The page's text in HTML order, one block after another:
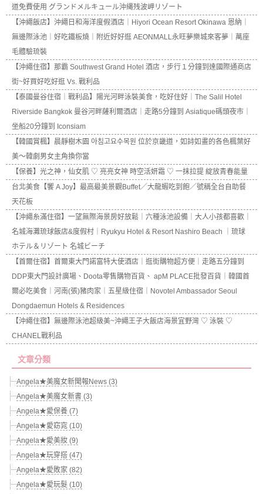
道免費使用 グランドメルキュール沖縄残波岬リゾート
【沖繩飯店】沖繩日和海洋度假酒店｜Hiyori Ocean Resort Okinawa 恩納｜
無邊際泳池｜好吃鐵板燒｜附近好好逛 AEONMALL永旺夢樂城來客夢｜萬座
毛體驗琉裝
【沖繩住宿】那霸 Southwest Grand Hotel 酒店，步行１分鐘到達國際通商店
街~好買好吃好逛 Vs. 戰利品
【泰國曼谷住宿｜戰利品】陽光河畔泳裝美食，吃好住好｜The Salil Hotel
Riverside Bangkok 曼谷河畔薩利爾酒店｜走路5分鐘到 Asiatique碼頭夜市｜
坐船20分鐘到 Iconsiam
【韓國賞楓】晨靜樹木園 아침고요수목원 位於京畿道，如詩如畫的各色楓葉好
美～韓劇男女主角換你當
【保養】光之神，仙女肌 ♡ 亮亮女神 時空活妍霜 ♡ 一抹拉提 綻放青春能量
台北美食【饗 A Joy】最高最美景觀Buffet／大龍蝦吃到飽／號稱全台自助餐
天花板
【沖繩糸滿住宿】一望無際海景房好放鬆｜六種泳池設備｜大人小孩都喜歡｜
名城海灘琉球飯店&度假村｜Ryukyu Hotel & Resort Nashiro Beach ｜琉球
ホテル＆リゾート 名城ビーチ
【首爾住宿】首爾東大門諾富特大使酒店｜逛街購物超方便｜走路五分鐘到
DDP東大門設計廣場、Doota零售購物百貨、 apM PLACE批發百貨｜韓國首
爾必吃美食｜河南(張)豬肉家｜五星級住宿｜Novotel Ambassador Seoul
Dongdaemun Hotels & Residences
【沖繩住宿】無邊際泳池超級美~沖繩王子大飯店海景宜野灣 ♡ 泳裝 ♡
CHANEL戰利品
文章分類
Angela★美魔女新聞報News (3)
Angela★美魔女新書 (3)
Angela★愛保養 (7)
Angela★愛窈窕 (10)
Angela★愛美妝 (9)
Angela★玩穿搭 (47)
Angela★愛敗家 (82)
Angela★愛玩髮 (10)